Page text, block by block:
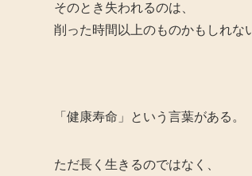
そのとき失われるのは、
削った時間以上のものかもしれな
「健康寿命」という言葉がある。
ただ長く生きるのではなく、